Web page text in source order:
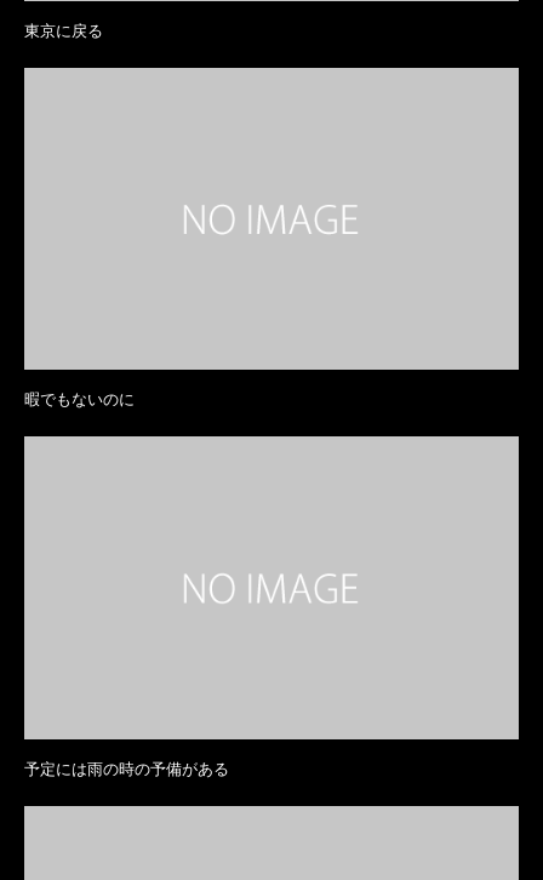
東京に戻る
暇でもないのに
予定には雨の時の予備がある